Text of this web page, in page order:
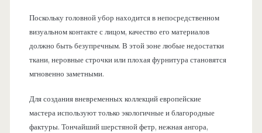
Поскольку головной убор находится в непосредственном
визуальном контакте с лицом, качество его материалов
должно быть безупречным. В этой зоне любые недостатки
ткани, неровные строчки или плохая фурнитура становятся
мгновенно заметными.
Для создания вневременных коллекций европейские
мастера используют только экологичные и благородные
фактуры. Тончайший шерстяной фетр, нежная ангора,